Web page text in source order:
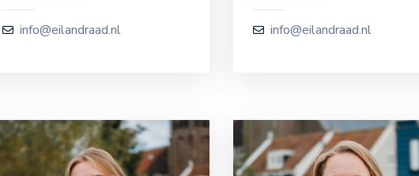
info@eilandraad.nl info@eilandraad.nl